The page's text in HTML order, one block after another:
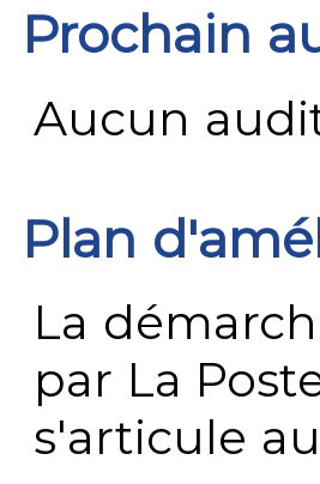
Prochain
Aucun
Plan
La
par La
s'articule